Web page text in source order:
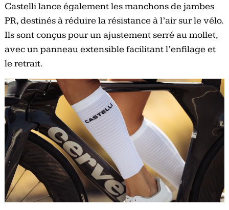
Castelli lance également les manchons de jambes
PR, destinés à réduire la résistance à l’air sur le vélo.
Ils sont conçus pour un ajustement serré au mollet,
avec un panneau extensible facilitant l’enfilage et
le retrait.